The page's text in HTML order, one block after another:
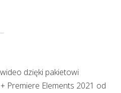
dzięki pakietowi
Premiere Elements 2021 od